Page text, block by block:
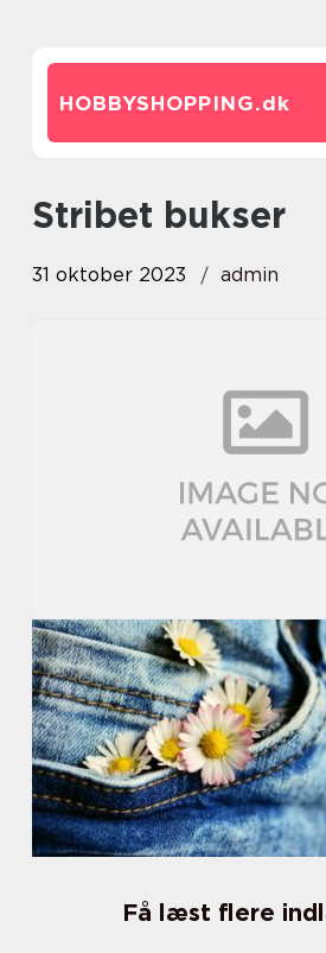
HOBBYSHOPPING.dk
stribet bukser
31 oktober 2023 admin
Få læst flere